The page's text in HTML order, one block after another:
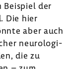
Beispiel der
Die hier
aber auch
neuro­lo­gi­
die zu